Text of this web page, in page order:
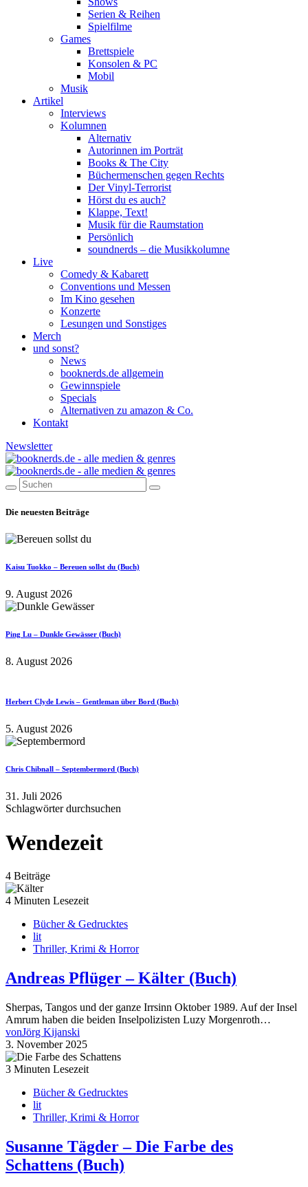
Serien & Reihen
Spielfilme
Games
Brettspiele
Konsolen & PC
Mobil
Musik
Artikel
Interviews
Kolumnen
Alternativ
Autorinnen im Porträt
Books & The City
Büchermenschen gegen Rechts
Der Vinyl-Terrorist
Hörst du es auch?
Klappe, Text!
Musik für die Raumstation
Persönlich
soundnerds – die Musikkolumne
Live
Comedy & Kabarett
Conventions und Messen
Im Kino gesehen
Konzerte
Lesungen und Sonstiges
Merch
und sonst?
News
booknerds.de allgemein
Gewinnspiele
Specials
Alternativen zu amazon & Co.
Kontakt
Newsletter
Die neuesten Beiträge
Kaisu Tuokko – Bereuen sollst du (Buch)
9. August 2026
Ping Lu – Dunkle Gewässer (Buch)
8. August 2026
Herbert Clyde Lewis – Gentleman über Bord (Buch)
5. August 2026
Chris Chibnall – Septembermord (Buch)
31. Juli 2026
Schlagwörter durchsuchen
Wendezeit
4 Beiträge
4 Minuten Lesezeit
Bücher & Gedrucktes
lit
Thriller, Krimi & Horror
Andreas Pflüger – Kälter (Buch)
Sherpas, Tangos und der ganze Irrsinn Oktober 1989. Auf der Insel
Amrum haben die beiden Inselpolizisten Luzy Morgenroth…
vonJörg Kijanski
3. November 2025
3 Minuten Lesezeit
Bücher & Gedrucktes
lit
Thriller, Krimi & Horror
Susanne Tägder – Die Farbe des
Schattens (Buch)